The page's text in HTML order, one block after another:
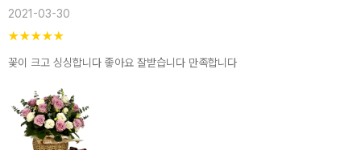
2021-03-30
★★★★★
꽃이 크고 싱싱합니다 좋아요 잘받습니다 만족합니다